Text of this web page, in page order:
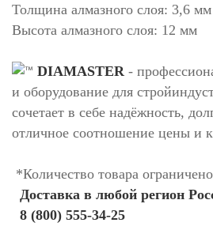
Толщина алмазного слоя: 3,6 мм
Высота алмазного слоя: 12 мм
DIAMASTER -
и оборудование для
сочетает в себе надёжность,
отличное соотношение цены и
*Количество товара
Доставка в любой регион
8 (800) 555-34-25